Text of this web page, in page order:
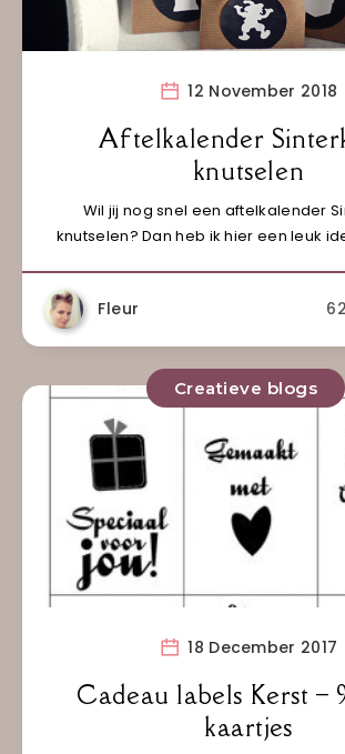
12 November 2018
Aftelkalender
knutselen
Wil jij nog snel een aftelkalender
knutselen? Dan heb ik hier een leuk
Fleur
Creatieve blogs
18 December 2017
Cadeau labels Kerst –
kaartjes